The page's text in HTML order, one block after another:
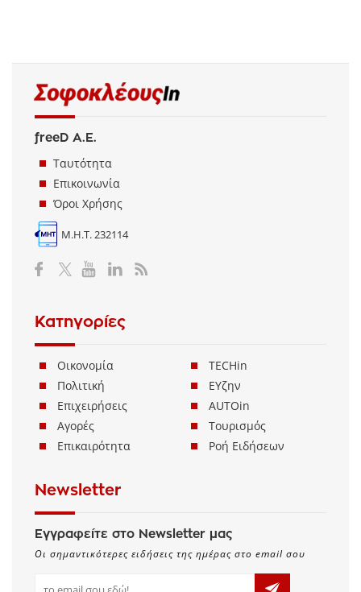
freeD Α.Ε.
Ταυτότητα
Επικοινωνία
Όροι Χρήσης
Μ.Η.Τ. 232114
Κατηγορίες
Οικονομία
Πολιτική
Επιχειρήσεις
Αγορές
Επικαιρότητα
TECHin
ΕΥζην
AUTOin
Τουρισμός
Ροή Ειδήσεων
Newsletter
Εγγραφείτε στο Newsletter μας
Οι σημαντικότερες ειδήσεις της ημέρας στο email σου